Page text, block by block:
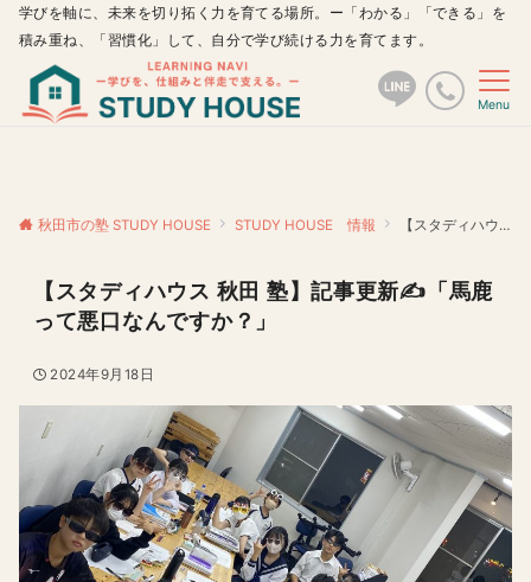
学びを軸に、未来を切り拓く力を育てる場所。ー「わかる」「できる」を
積み重ね、「習慣化」して、自分で学び続ける力を育てます。
Menu
秋田市の塾 STUDY HOUSE STUDY HOUSE 情報 【スタディハウス 秋田 塾】記事更新✍️「馬鹿って悪口なんですか？」
【スタディハウス 秋田 塾】記事更新✍️「馬鹿
って悪口なんですか？」
2024年9月18日